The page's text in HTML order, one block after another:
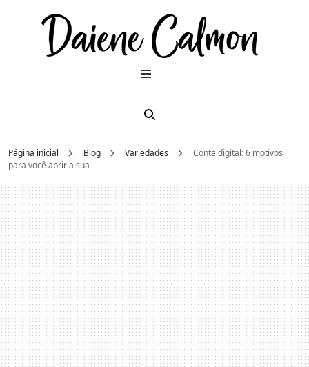
Página inicial Blog Variedades
Conta digital: 6 motivos
para você abrir a sua